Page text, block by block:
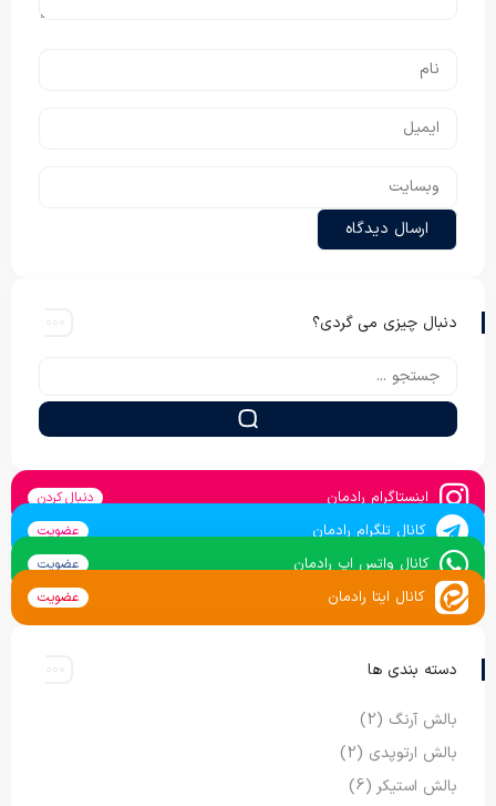
دنبال چیزی می گردی؟
اینستاگرام رادمان دنبال کردن
کانال تلگرام رادمان عضویت
کانال واتس اپ رادمان عضویت
کانال ایتا رادمان عضویت
دسته بندی ها
بالش آرنگ (2)
بالش ارتوپدی (2)
بالش استیکر (6)